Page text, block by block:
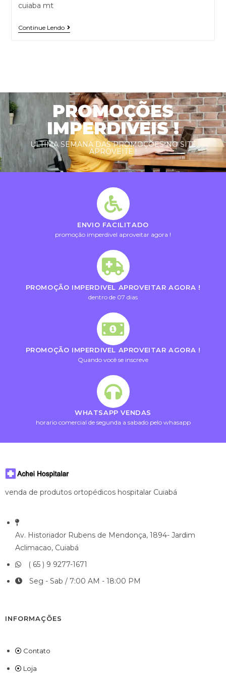
cuiaba mt
Continue Lendo
PROMOÇÕES
IMPERDIVEIS !
ULTIMA SEMANA DAS PROMOÇÕES NO SITE
APROVEITE !
ENVIO FACILITADO
promoção imperdivel aproveitar agora !
PROMOÇÃO IMPERDIVEL APROVEITAR AGORA !
dentro de 07 dias
PROMOÇÃO IMPERDIVEL APROVEITAR AGORA !
Quando você se inscreve
WHATSAPP VENDAS
horario comercial de segunda a sabado pelo whasapp
venda de produtos ortopédicos hospitalar Cuiabá
Av. Historiador Rubens de Mendonça, 1894- Jardim
Aclimacao, Cuiabá
( 65 ) 9 9277-1671
Seg - Sab / 7:00 AM - 18:00 PM
INFORMAÇÕES
Contato
Loja